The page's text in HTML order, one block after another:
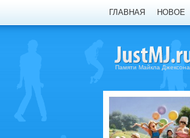
ГЛАВНАЯ НОВОЕ
Памяти Майкла Джексона